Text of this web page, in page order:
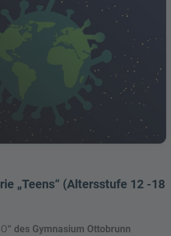
„Teens“ (Altersstufe 12 -18
“ des Gymnasium Ottobrunn